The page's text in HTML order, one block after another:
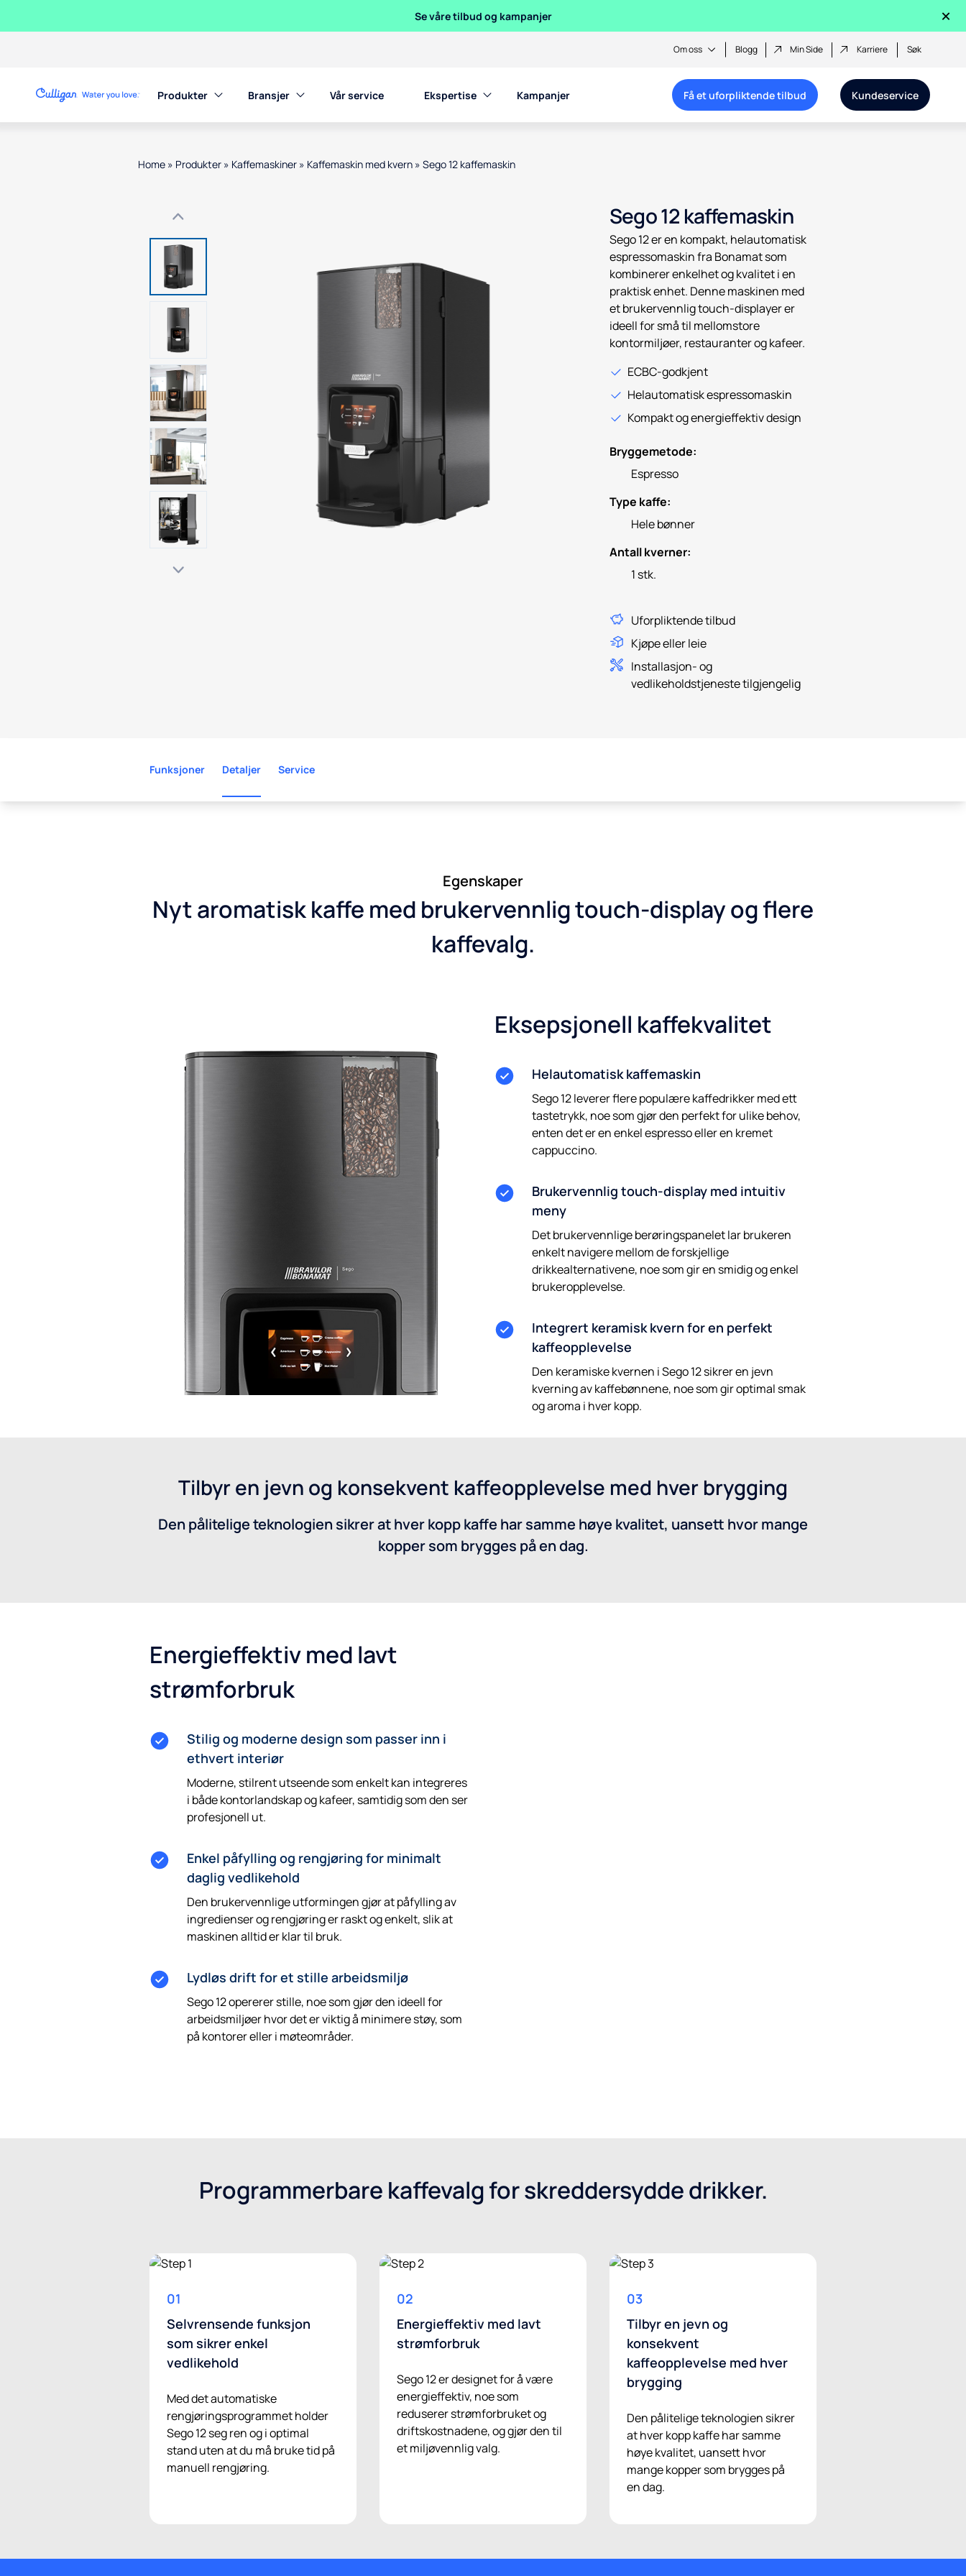
Se våre tilbud og kampanjer ×
Om oss Blogg Min Side Karriere Søk
Produkter Bransjer Vår service Ekspertise Kampanjer Få et uforpliktende tilbud Kundeservice
Home » Produkter » Kaffemaskiner » Kaffemaskin med kvern » Sego 12 kaffemaskin
Use arrow keys to navigate between product images, or tab to the next interactive elementSego 12 kaffemaskin
Sego 12 er en kompakt, helautomatisk
espressomaskin fra Bonamat som
kombinerer enkelhet og kvalitet i en
praktisk enhet. Denne maskinen med
et brukervennlig touch-displayer er
ideell for små til mellomstore
kontormiljøer, restauranter og kafeer.
ECBC-godkjent
Helautomatisk espressomaskin
Kompakt og energieffektiv design
Bryggemetode:
Espresso
Type kaffe:
Hele bønner
Antall kverner:
1 stk.
Uforpliktende tilbud
Kjøpe eller leie
Installasjon- og
vedlikeholdstjeneste tilgjengelig
Funksjoner Detaljer Service
Egenskaper
Nyt aromatisk kaffe med brukervennlig touch-display og flere
kaffevalg.
Eksepsjonell kaffekvalitet
Helautomatisk kaffemaskin
Sego 12 leverer flere populære kaffedrikker med ett
tastetrykk, noe som gjør den perfekt for ulike behov,
enten det er en enkel espresso eller en kremet
cappuccino.
Brukervennlig touch-display med intuitiv
meny
Det brukervennlige berøringspanelet lar brukeren
enkelt navigere mellom de forskjellige
drikkealternativene, noe som gir en smidig og enkel
brukeropplevelse.
Integrert keramisk kvern for en perfekt
kaffeopplevelse
Den keramiske kvernen i Sego 12 sikrer en jevn
kverning av kaffebønnene, noe som gir optimal smak
og aroma i hver kopp.
Tilbyr en jevn og konsekvent kaffeopplevelse med hver brygging
Den pålitelige teknologien sikrer at hver kopp kaffe har samme høye kvalitet, uansett hvor mange
kopper som brygges på en dag.
Energieffektiv med lavt
strømforbruk
Stilig og moderne design som passer inn i
ethvert interiør
Moderne, stilrent utseende som enkelt kan integreres
i både kontorlandskap og kafeer, samtidig som den ser
profesjonell ut.
Enkel påfylling og rengjøring for minimalt
daglig vedlikehold
Den brukervennlige utformingen gjør at påfylling av
ingredienser og rengjøring er raskt og enkelt, slik at
maskinen alltid er klar til bruk.
Lydløs drift for et stille arbeidsmiljø
Sego 12 opererer stille, noe som gjør den ideell for
arbeidsmiljøer hvor det er viktig å minimere støy, som
på kontorer eller i møteområder.
Programmerbare kaffevalg for skreddersydde drikker.
01
Selvrensende funksjon
som sikrer enkel
vedlikehold
Med det automatiske
rengjøringsprogrammet holder
Sego 12 seg ren og i optimal
stand uten at du må bruke tid på
manuell rengjøring.
02
Energieffektiv med lavt
strømforbruk
Sego 12 er designet for å være
energieffektiv, noe som
reduserer strømforbruket og
driftskostnadene, og gjør den til
et miljøvennlig valg.
03
Tilbyr en jevn og
konsekvent
kaffeopplevelse med hver
brygging
Den pålitelige teknologien sikrer
at hver kopp kaffe har samme
høye kvalitet, uansett hvor
mange kopper som brygges på
en dag.